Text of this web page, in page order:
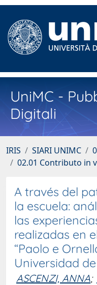
UniMC -
Digitali
IRIS SIARI UNIMC
02.01 Contributo in
A través del
la escuela:
las
realizadas en
“Paolo e
Universidad
ASCENZI, ANNA;